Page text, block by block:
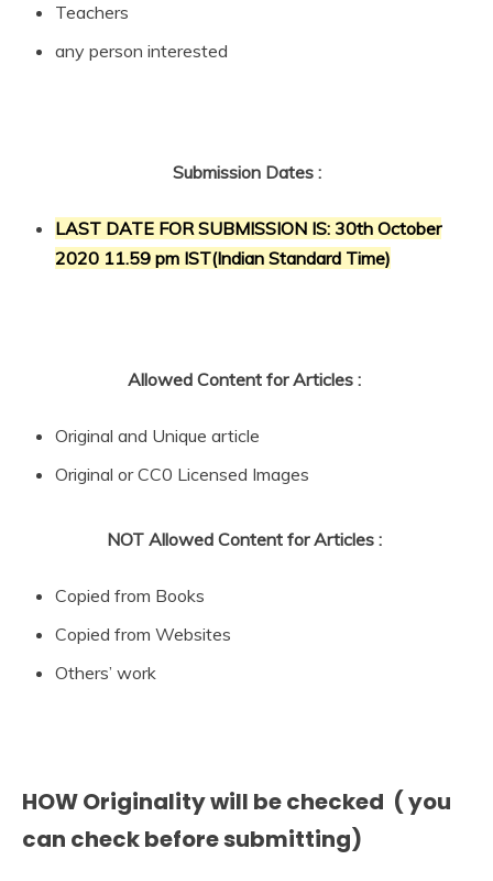
Teachers
any person interested
Submission Dates :
LAST DATE FOR SUBMISSION IS: 30th October
2020 11.59 pm IST(Indian Standard Time)
Allowed Content for Articles :
Original and Unique article
Original or CC0 Licensed Images
NOT Allowed Content for Articles :
Copied from Books
Copied from Websites
Others’ work
HOW Originality will be checked ( you
can check before submitting)